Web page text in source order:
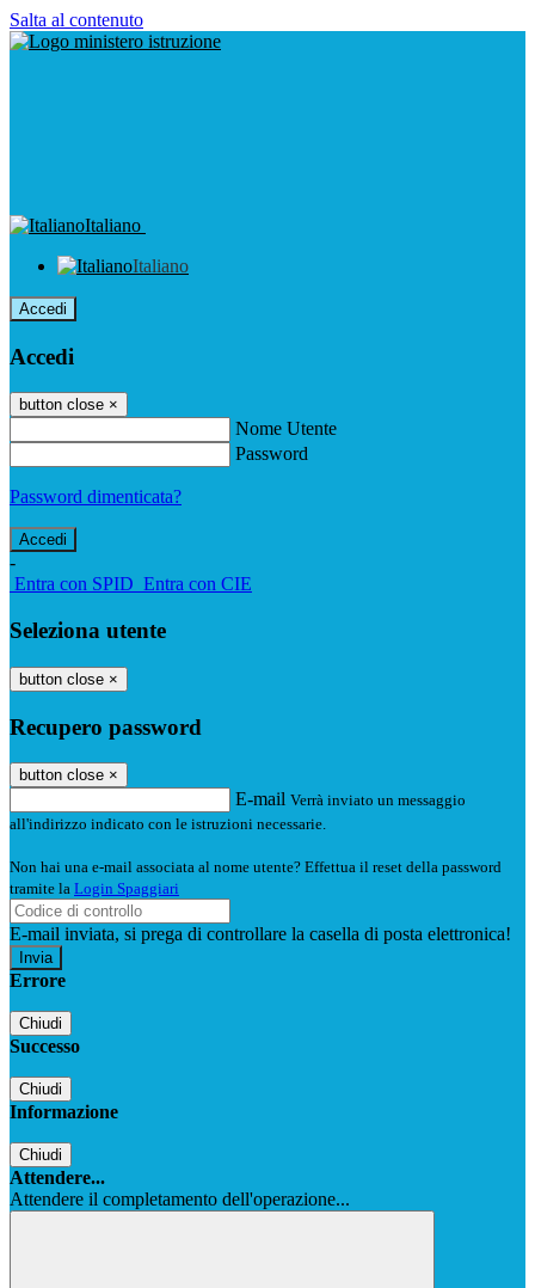
Salta al contenuto
Italiano
Italiano
Accedi
Accedi
button close ×
Nome Utente
Password
Password dimenticata?
-
Entra con SPID Entra con CIE
Seleziona utente
button close ×
Recupero password
button close ×
E-mail Verrà inviato un messaggio
all'indirizzo indicato con le istruzioni necessarie.
Non hai una e-mail associata al nome utente? Effettua il reset della password
tramite la Login Spaggiari
E-mail inviata, si prega di controllare la casella di posta elettronica!
Errore
Chiudi
Successo
Chiudi
Informazione
Chiudi
Attendere...
Attendere il completamento dell'operazione...